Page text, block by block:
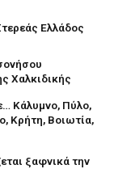
Ελλάδος
Χαλκιδικής
Κάλυμνο, Πύλο,
Κρήτη, Βοιωτία,
ξαφνικά την